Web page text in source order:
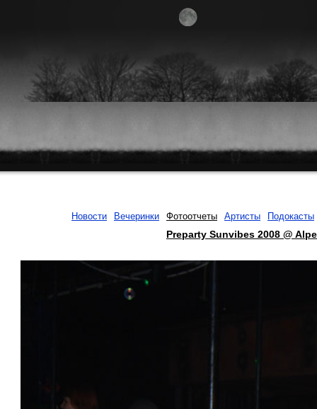
Новости Вечеринки Фотоотчеты Артисты Подокасты
Preparty Sunvibes 2008 @